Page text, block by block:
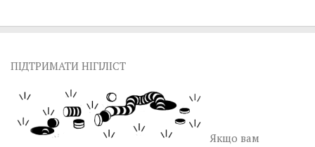
ПІДТРИМАТИ НІГІЛІСТ
Якщо вам